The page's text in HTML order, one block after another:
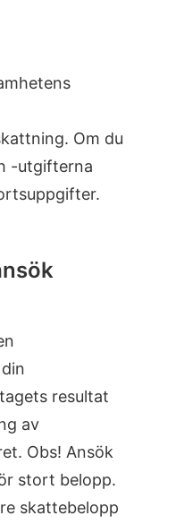
Om du
-utgifterna
resultat
av
Obs! Ansök
stort belopp.
skattebelopp